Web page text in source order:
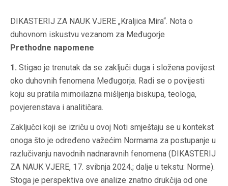
DIKASTERIJ ZA NAUK VJERE „Kraljica Mira“. Nota o
duhovnom iskustvu vezanom za Međugorje
Prethodne napomene
1. Stigao je trenutak da se zaključi duga i složena povijest
oko duhovnih fenomena Međugorja. Radi se o povijesti
koju su pratila mimoilazna mišljenja biskupa, teologa,
povjerenstava i analitičara.
Zaključci koji se izriču u ovoj Noti smještaju se u kontekst
onoga što je određeno važećim Normama za postupanje u
razlučivanju navodnih nadnaravnih fenomena (DIKASTERIJ
ZA NAUK VJERE, 17. svibnja 2024.; dalje u tekstu: Norme).
Stoga je perspektiva ove analize znatno drukčija od one